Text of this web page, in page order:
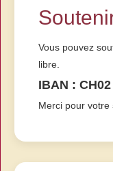
Vous pouvez
libre.
IBAN :
Merci pour